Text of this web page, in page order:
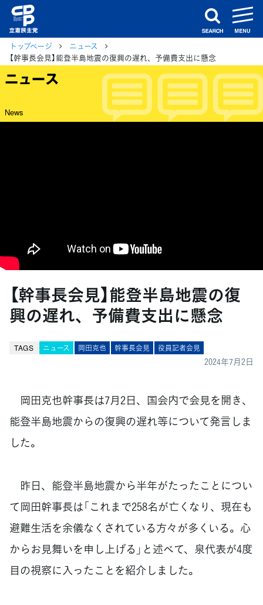
search
トップページ
ニュース
【幹事長会見】能登半島地震の復興の遅れ、予備費支出に懸念
ニュース
News
【幹事長会見】能登半島地震の復
興の遅れ、予備費支出に懸念
TAGS ニュース 岡田克也 幹事長会見 役員記者会見
2024年7月2日
岡田克也幹事長は7月2日、国会内で会見を開き、
能登半島地震からの復興の遅れ等について発言しま
した。
昨日、能登半島地震から半年がたったことについ
て岡田幹事長は「これまで258名が亡くなり、現在も
避難生活を余儀なくされている方々が多くいる。心
からお見舞いを申し上げる」と述べて、泉代表が4度
目の視察に入ったことを紹介しました。